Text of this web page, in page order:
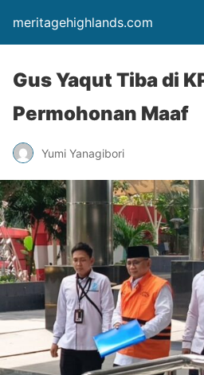
meritagehighlands.com
Gus Yaqut Tiba di
Permohonan Maaf
Yumi Yanagibori